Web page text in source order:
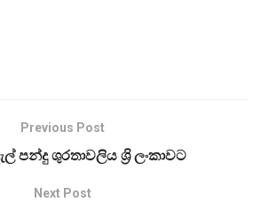
Previous Post
පන්දු ශුරතාවලිය ශ්‍රි ලංකාවට
Next Post